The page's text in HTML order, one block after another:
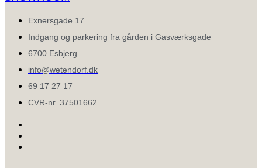
Exnersgade 17
Indgang og parkering fra gården i Gasværksgade
6700 Esbjerg
info@wetendorf.dk
69 17 27 17
CVR-nr. 37501662